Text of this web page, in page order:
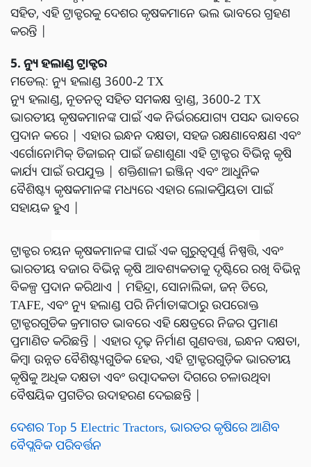
ସହିତ, ଏହି ଟ୍ରାକ୍ଟରକୁ ଦେଶର କୃଷକମାନେ ଭଲ ଭାବରେ ଗ୍ରହଣ
କରନ୍ତି |
5. ନ୍ୟୁ ହଲାଣ୍ଡ ଟ୍ରାକ୍ଟର
ମଡେଲ୍: ନ୍ୟୁ ହଲାଣ୍ଡ 3600-2 TX
ନ୍ୟୁ ହଲାଣ୍ଡ, ନୂତନତ୍ୱ ସହିତ ସମକକ୍ଷ ବ୍ରାଣ୍ଡ, 3600-2 TX
ଭାରତୀୟ କୃଷକମାନଙ୍କ ପାଇଁ ଏକ ନିର୍ଭରଯୋଗ୍ୟ ପସନ୍ଦ ଭାବରେ
ପ୍ରଦାନ କରେ | ଏହାର ଇନ୍ଧନ ଦକ୍ଷତା, ସହଜ ରକ୍ଷଣାବେକ୍ଷଣ ଏବଂ
ଏର୍ଗୋନୋମିକ୍ ଡିଜାଇନ୍ ପାଇଁ ଜଣାଶୁଣା ଏହି ଟ୍ରାକ୍ଟର ବିଭିନ୍ନ କୃଷି
କାର୍ଯ୍ୟ ପାଇଁ ଉପଯୁକ୍ତ | ଶକ୍ତିଶାଳୀ ଇଞ୍ଜିନ୍ ଏବଂ ଆଧୁନିକ
ବୈଶିଷ୍ଟ୍ୟ କୃଷକମାନଙ୍କ ମଧ୍ୟରେ ଏହାର ଲୋକପ୍ରିୟତା ପାଇଁ
ସହାୟକ ହୁଏ |
ଟ୍ରାକ୍ଟର ଚୟନ କୃଷକମାନଙ୍କ ପାଇଁ ଏକ ଗୁରୁତ୍ୱପୂର୍ଣ୍ଣ ନିଷ୍ପତ୍ତି, ଏବଂ
ଭାରତୀୟ ବଜାର ବିଭିନ୍ନ କୃଷି ଆବଶ୍ୟକତାକୁ ଦୃଷ୍ଟିରେ ରଖି ବିଭିନ୍ନ
ବିକଳ୍ପ ପ୍ରଦାନ କରିଥାଏ | ମହିନ୍ଦ୍ରା, ସୋନାଲିକା, ଜନ୍ ଡିରେ,
TAFE, ଏବଂ ନ୍ୟୁ ହଲାଣ୍ଡ ପରି ନିର୍ମାତାଙ୍କଠାରୁ ଉପରୋକ୍ତ
ଟ୍ରାକ୍ଟରଗୁଡିକ କ୍ରମାଗତ ଭାବରେ ଏହି କ୍ଷେତ୍ରରେ ନିଜର ପ୍ରମାଣ
ପ୍ରମାଣିତ କରିଛନ୍ତି | ଏହାର ଦୃଢ଼ ନିର୍ମାଣ ଗୁଣବତ୍ତା, ଇନ୍ଧନ ଦକ୍ଷତା,
କିମ୍ବା ଉନ୍ନତ ବୈଶିଷ୍ଟ୍ୟଗୁଡିକ ହେଉ, ଏହି ଟ୍ରାକ୍ଟରଗୁଡ଼ିକ ଭାରତୀୟ
କୃଷିକୁ ଅଧିକ ଦକ୍ଷତା ଏବଂ ଉତ୍ପାଦକତା ଦିଗରେ ଚଳାଉଥିବା
ବୈଷୟିକ ପ୍ରଗତିର ଉଦାହରଣ ଦେଇଛନ୍ତି |
ଦେଶର Top 5 Electric Tractors, ଭାରତର କୃଷିରେ ଆଣିବ
ବୈପ୍ଲବିକ ପରିବର୍ତ୍ତନ